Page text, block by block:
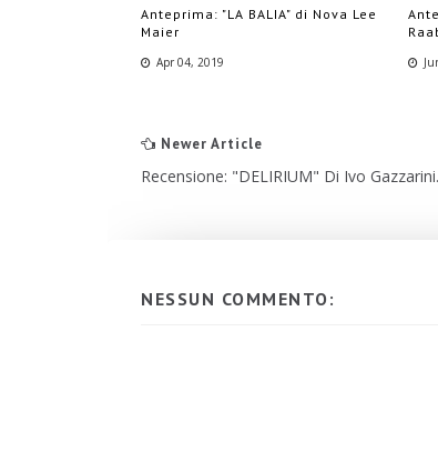
Anteprima: "LA BALIA" di Nova Lee
Maier
Apr 04, 2019
Newer Article
Recensione: "DELIRIUM" Di Ivo Gazzarini.
NESSUN COMMENTO: